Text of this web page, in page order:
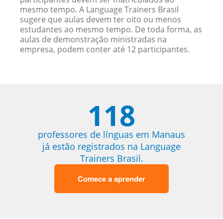
mesmo tempo. A Language Trainers Brasil
sugere que aulas devem ter oito ou menos
estudantes ao mesmo tempo. De toda forma, as
aulas de demonstração ministradas na
empresa, podem conter até 12 participantes.
118
professores de línguas em Manaus
já estão registrados na Language
Trainers Brasil.
Comece a aprender